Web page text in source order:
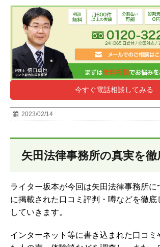
24時間年中無休で選ぶ
今すぐ電話相談してみる
2023/02/14
矢田法律事務所の真実を徹
ライター坂本が今回は矢田法律事務所に
に掲載された口コミ評判・噂などを徹底
していきます。
インターネット等に書き込まれた口コミ